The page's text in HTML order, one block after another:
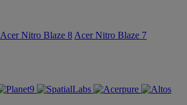
Acer Nitro Blaze 8 Acer Nitro Blaze 7